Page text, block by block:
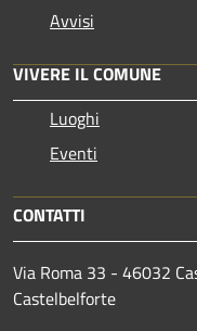
Avvisi
VIVERE IL COMUNE
Luoghi
Eventi
CONTATTI
Via Roma 33 - 46032
Castelbelforte